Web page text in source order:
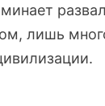
лишь